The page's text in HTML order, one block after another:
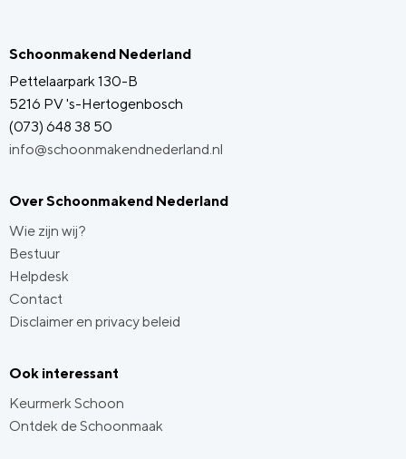
Schoonmakend Nederland
Pettelaarpark 130-B
5216 PV 's-Hertogenbosch
(073) 648 38 50
info@schoonmakendnederland.nl
Over Schoonmakend Nederland
Wie zijn wij?
Bestuur
Helpdesk
Contact
Disclaimer en privacy beleid
Ook interessant
Keurmerk Schoon
Ontdek de Schoonmaak